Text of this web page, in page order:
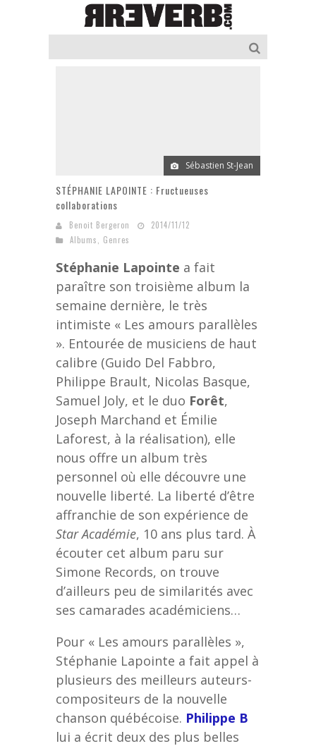
Sébastien St-Jean
STÉPHANIE LAPOINTE : Fructueuses
collaborations
Benoit Bergeron
2014/11/12
Albums
Genres
Stéphanie Lapointe a fait
paraître son troisième album la
semaine dernière, le très
intimiste « Les amours parallèles
». Entourée de musiciens de haut
calibre (Guido Del Fabbro,
Philippe Brault, Nicolas Basque,
Samuel Joly, et le duo Forêt,
Joseph Marchand et Émilie
Laforest, à la réalisation), elle
nous offre un album très
personnel où elle découvre une
nouvelle liberté. La liberté d’être
affranchie de son expérience de
Star Académie, 10 ans plus tard. À
écouter cet album paru sur
Simone Records, on trouve
d’ailleurs peu de similarités avec
ses camarades académiciens…
Pour « Les amours parallèles »,
Stéphanie Lapointe a fait appel à
plusieurs des meilleurs auteurs-
compositeurs de la nouvelle
chanson québécoise. Philippe B
lui a écrit deux des plus belles